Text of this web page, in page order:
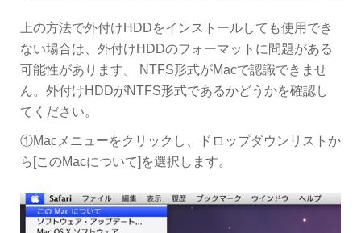
上の方法で外付けHDDをインストールしても使用でき
ない場合は、外付けHDDのフォーマットに問題がある
可能性があります。 NTFS形式がMacで認識できませ
ん。外付けHDDがNTFS形式であるかどうかを確認し
てください。
①Macメニューをクリックし、ドロップダウンリストか
ら[このMacについて]を選択します。